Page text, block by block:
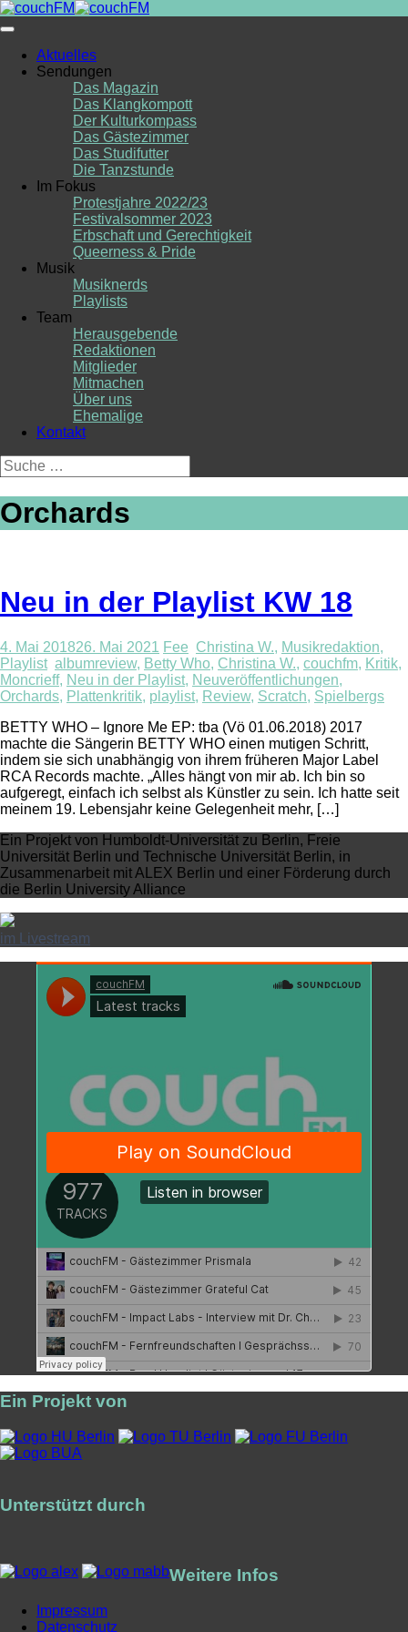
Skip
to
Aktuelles
Sendungen
Das Magazin
Das Klangkompott
Der Kulturkompass
Das Gästezimmer
Das Studifutter
Die Tanzstunde
Im Fokus
Protestjahre 2022/23
Festivalsommer 2023
Erbschaft und Gerechtigkeit
Queerness & Pride
Musik
Musiknerds
Playlists
Team
Herausgebende
Redaktionen
Mitglieder
Mitmachen
Über uns
Ehemalige
Kontakt
Suche
nach:
Orchards
Neu in der Playlist KW 18
4. Mai 201826. Mai 2021 Fee Christina W., Musikredaktion,
Playlist albumreview, Betty Who, Christina W., couchfm, Kritik,
Moncrieff, Neu in der Playlist, Neuveröffentlichungen,
Orchards, Plattenkritik, playlist, Review, Scratch, Spielbergs
BETTY WHO – Ignore Me EP: tba (Vö 01.06.2018) 2017
machte die Sängerin BETTY WHO einen mutigen Schritt,
indem sie sich unabhängig von ihrem früheren Major Label
RCA Records machte. „Alles hängt von mir ab. Ich bin so
aufgeregt, einfach ich selbst als Künstler zu sein. Ich hatte seit
meinem 19. Lebensjahr keine Gelegenheit mehr, […]
Ein Projekt von Humboldt-Universität zu Berlin, Freie
Universität Berlin und Technische Universität Berlin, in
Zusammenarbeit mit ALEX Berlin und einer Förderung durch
die Berlin University Alliance
im Livestream
Ein Projekt von
Unterstützt durch
Weitere Infos
Impressum
Datenschutz